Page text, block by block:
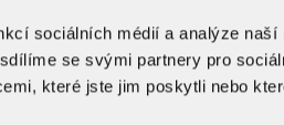
sociálních médií a analýze
se svými partnery pro
které jste jim poskytli nebo